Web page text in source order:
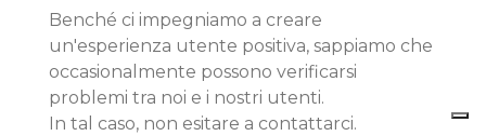
Benché ci impegniamo a creare
un'esperienza utente positiva, sappiamo che
occasionalmente possono verificarsi
problemi tra noi e i nostri utenti.
In tal caso, non esitare a contattarci.